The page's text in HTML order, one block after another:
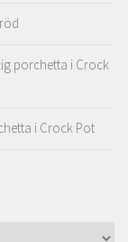
porchetta i Crock
i Crock Pot